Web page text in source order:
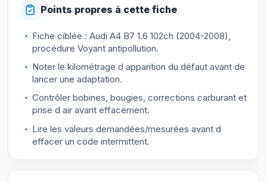
Points propres à cette fiche
Fiche ciblée : Audi A4 B7 1.6 102ch (2004-2008),
procédure Voyant antipollution.
Noter le kilométrage d apparition du défaut avant de
lancer une adaptation.
Contrôler bobines, bougies, corrections carburant et
prise d air avant effacement.
Lire les valeurs demandées/mesurées avant d
effacer un code intermittent.